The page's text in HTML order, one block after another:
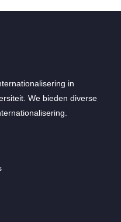
in
We bieden diverse